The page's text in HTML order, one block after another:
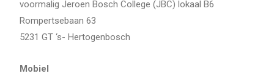
voormalig Jeroen Bosch College (JBC) lokaal B6
Rompertsebaan 63
5231 GT ‘s- Hertogenbosch
Mobiel